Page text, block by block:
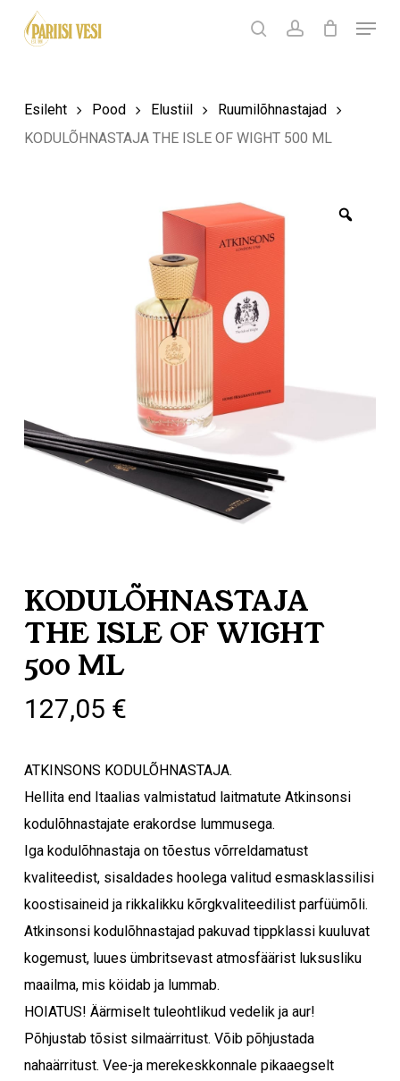
Products
search
searchaccount
Menu
Ostukorv
Esileht Pood Elustiil
Ruumilõhnastajad
KODULÕHNASTAJA THE ISLE OF WIGHT 500 ML
KODULÕHNASTAJA
THE ISLE OF WIGHT
500 ML
127,05 €
ATKINSONS KODULÕHNASTAJA.
Hellita end Itaalias valmistatud laitmatute Atkinsonsi
kodulõhnastajate erakordse lummusega.
Iga kodulõhnastaja on tõestus võrreldamatust
kvaliteedist, sisaldades hoolega valitud esmasklassilisi
koostisaineid ja rikkalikku kõrgkvaliteedilist parfüümõli.
Atkinsonsi kodulõhnastajad pakuvad tippklassi kuuluvat
kogemust, luues ümbritsevast atmosfäärist luksusliku
maailma, mis köidab ja lummab.
HOIATUS! Äärmiselt tuleohtlikud vedelik ja aur!
Põhjustab tõsist silmaärritust. Võib põhjustada
nahaärritust. Vee-ja merekeskkonnale pikaaegselt